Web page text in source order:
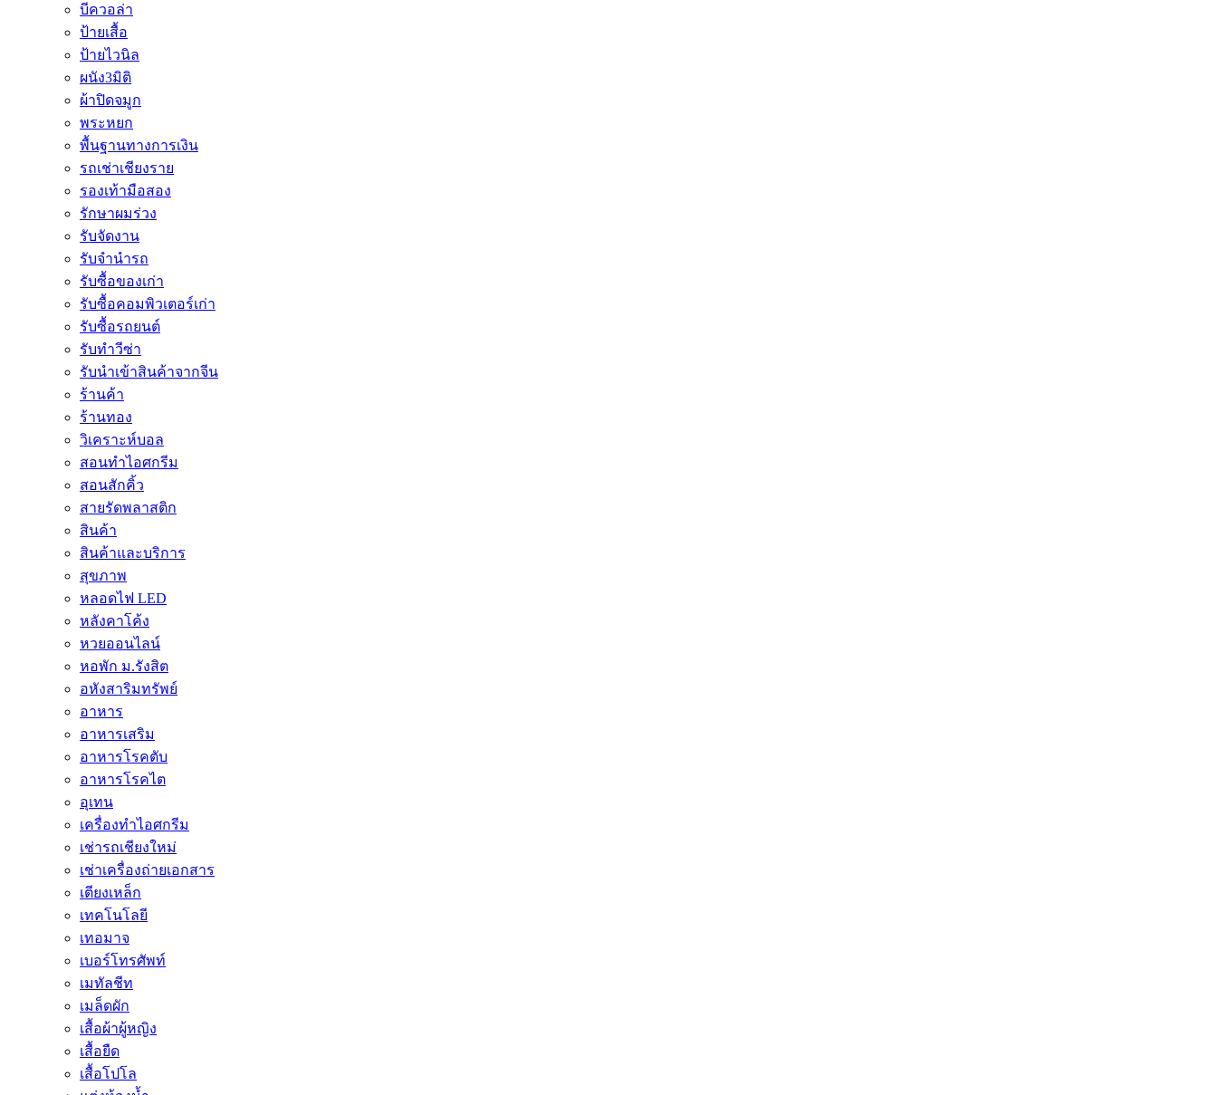
บีควอล่า
ป้ายเสื้อ
ป้ายไวนิล
ผนัง3มิติ
ผ้าปิดจมูก
พระหยก
พื้นฐานทางการเงิน
รถเช่าเชียงราย
รองเท้ามือสอง
รักษาผมร่วง
รับจัดงาน
รับจำนำรถ
รับซื้อของเก่า
รับซื้อคอมพิวเตอร์เก่า
รับซื้อรถยนต์
รับทำวีซ่า
รับนำเข้าสินค้าจากจีน
ร้านค้า
ร้านทอง
วิเคราะห์บอล
สอนทำไอศกรีม
สอนสักคิ้ว
สายรัดพลาสติก
สินค้า
สินค้าและบริการ
สุขภาพ
หลอดไฟ LED
หลังคาโค้ง
หวยออนไลน์
หอพัก ม.รังสิต
อหังสาริมทรัพย์
อาหาร
อาหารเสริม
อาหารโรคตับ
อาหารโรคไต
อุเทน
เครื่องทำไอศกรีม
เช่ารถเชียงใหม่
เช่าเครื่องถ่ายเอกสาร
เตียงเหล็ก
เทคโนโลยี
เทอมาจ
เบอร์โทรศัพท์
เมทัลชีท
เมล็ดผัก
เสื้อผ้าผู้หญิง
เสื้อยืด
เสื้อโปโล